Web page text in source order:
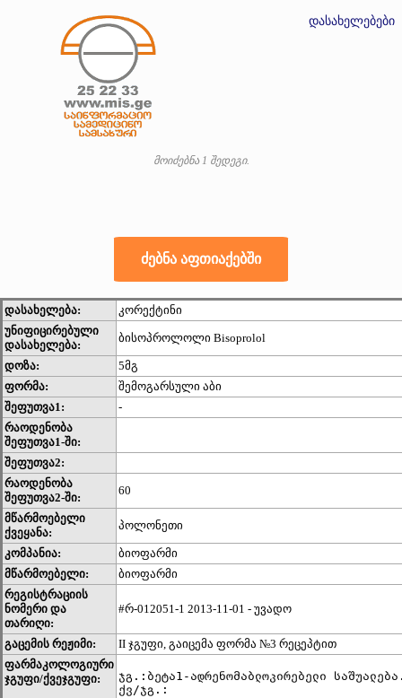
დასახელებები
მოიძებნა 1 შედეგი.
დასახელება:
კორექტინი
უნიფიცირებული
დასახელება:
ბისოპროლოლი Bisoprolol
დოზა:
5მგ
ფორმა:
შემოგარსული აბი
შეფუთვა1:
-
რაოდენობა
შეფუთვა1-ში:
შეფუთვა2:
რაოდენობა
შეფუთვა2-ში:
60
მწარმოებელი
ქვეყანა:
პოლონეთი
კომპანია:
ბიოფარმი
მწარმოებელი:
ბიოფარმი
რეგისტრაციის
ნომერი და
თარიღი:
#რ-012051-1 2013-11-01 - უვადო
გაცემის რეჟიმი:
II ჯგუფი, გაიცემა ფორმა №3 რეცეპტით
ფარმაკოლოგიური
ჯგუფი/ქვეჯგუფი:
ჯგ.:ბეტა1-ადრენომაბლოკირებელი
ქვ/ჯგ.: